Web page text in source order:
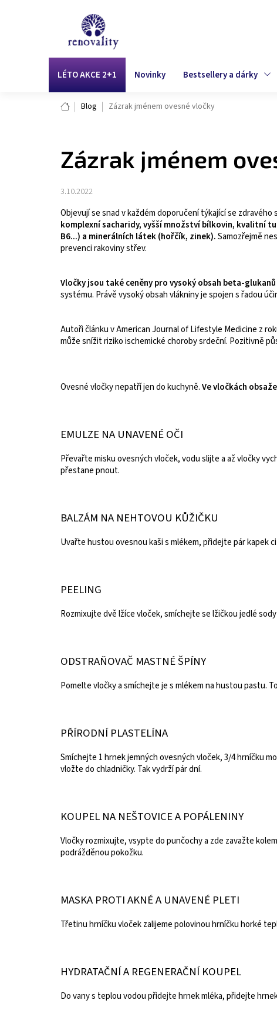
LÉTO AKCE 2+1 Novinky Bestsellery a dárky
DomůBlog Zázrak jménem ovesné vločky
Zázrak jménem
3.10.2022
Objevují se snad v každém doporučení týkající se
komplexní sacharidy, vyšší množství bílkovin, kvalitní
B6...) a minerálních látek (hořčík, zinek).Samozřejmě
prevenci rakoviny střev.
Vločky jsou také ceněny pro vysoký obsah beta-glukanů
systému. Právě vysoký obsah vlákniny je spojen s řadou
Autoři článku v American Journal of Lifestyle Medicine z
může snížit riziko ischemické choroby srdeční. Pozitivně
Ovesné vločky nepatří jen do kuchyně.Ve vločkách
EMULZE NA UNAVENÉ OČI
Převařte misku ovesných vloček, vodu slijte a až vločky
přestane pnout.
BALZÁM NA NEHTOVOU KŮŽIČKU
Uvařte hustou ovesnou kaši s mlékem, přidejte pár kapek
PEELING
Rozmixujte dvě lžíce vloček, smíchejte se lžičkou jedlé
ODSTRAŇOVAČ MASTNÉ ŠPÍNY
Pomelte vločky a smíchejte je s mlékem na hustou pastu.
PŘÍRODNÍ PLASTELÍNA
Smíchejte 1 hrnek jemných ovesných vloček, 3/4 hrníčku
vložte do chladničky. Tak vydrží pár dní.
KOUPEL NA NEŠTOVICE A POPÁLENINY
Vločky rozmixujte, vsypte do punčochy a zde zavažte
podrážděnou pokožku.
MASKA PROTI AKNÉ A UNAVENÉ PLETI
Třetinu hrníčku vloček zalijeme polovinou hrníčku horké
HYDRATAČNÍ A REGENERAČNÍ KOUPEL
Do vany s teplou vodou přidejte hrnek mléka, přidejte